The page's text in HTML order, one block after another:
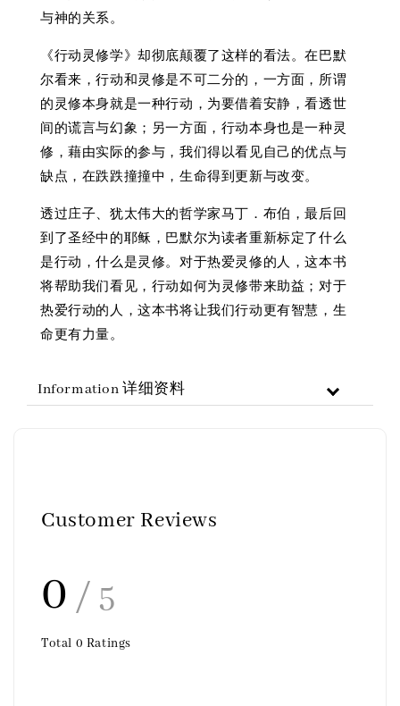
与神的关系。
《行动灵修学》却彻底颠覆了这样的看法。在巴默
尔看来，行动和灵修是不可二分的，一方面，所谓
的灵修本身就是一种行动，为要借着安静，看透世
间的谎言与幻象；另一方面，行动本身也是一种灵
修，藉由实际的参与，我们得以看见自己的优点与
缺点，在跌跌撞撞中，生命得到更新与改变。
透过庄子、犹太伟大的哲学家马丁．布伯，最后回
到了圣经中的耶稣，巴默尔为读者重新标定了什么
是行动，什么是灵修。对于热爱灵修的人，这本书
将帮助我们看见，行动如何为灵修带来助益；对于
热爱行动的人，这本书将让我们行动更有智慧，生
命更有力量。
Information 详细资料
Customer Reviews
0 / 5
Total 0 Ratings